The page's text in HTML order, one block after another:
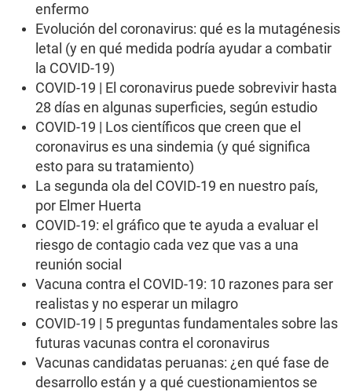
enfermo
Evolución del coronavirus: qué es la mutagénesis
letal (y en qué medida podría ayudar a combatir
la COVID-19)
COVID-19 | El coronavirus puede sobrevivir hasta
28 días en algunas superficies, según estudio
COVID-19 | Los científicos que creen que el
coronavirus es una sindemia (y qué significa
esto para su tratamiento)
La segunda ola del COVID-19 en nuestro país,
por Elmer Huerta
COVID-19: el gráfico que te ayuda a evaluar el
riesgo de contagio cada vez que vas a una
reunión social
Vacuna contra el COVID-19: 10 razones para ser
realistas y no esperar un milagro
COVID-19 | 5 preguntas fundamentales sobre las
futuras vacunas contra el coronavirus
Vacunas candidatas peruanas: ¿en qué fase de
desarrollo están y a qué cuestionamientos se